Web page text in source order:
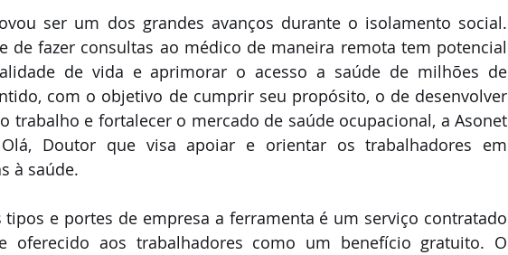
ser um dos grandes avanços durante o isolamento social.
de fazer consultas ao médico de maneira remota tem potencial
de vida e aprimorar o acesso a saúde de milhões de
com o objetivo de cumprir seu propósito, o de desenvolver
trabalho e fortalecer o mercado de saúde ocupacional, a Asonet
Doutor que visa apoiar e orientar os trabalhadores em
à saúde.
tipos e portes de empresa a ferramenta é um serviço contratado
oferecido aos trabalhadores como um benefício gratuito. O